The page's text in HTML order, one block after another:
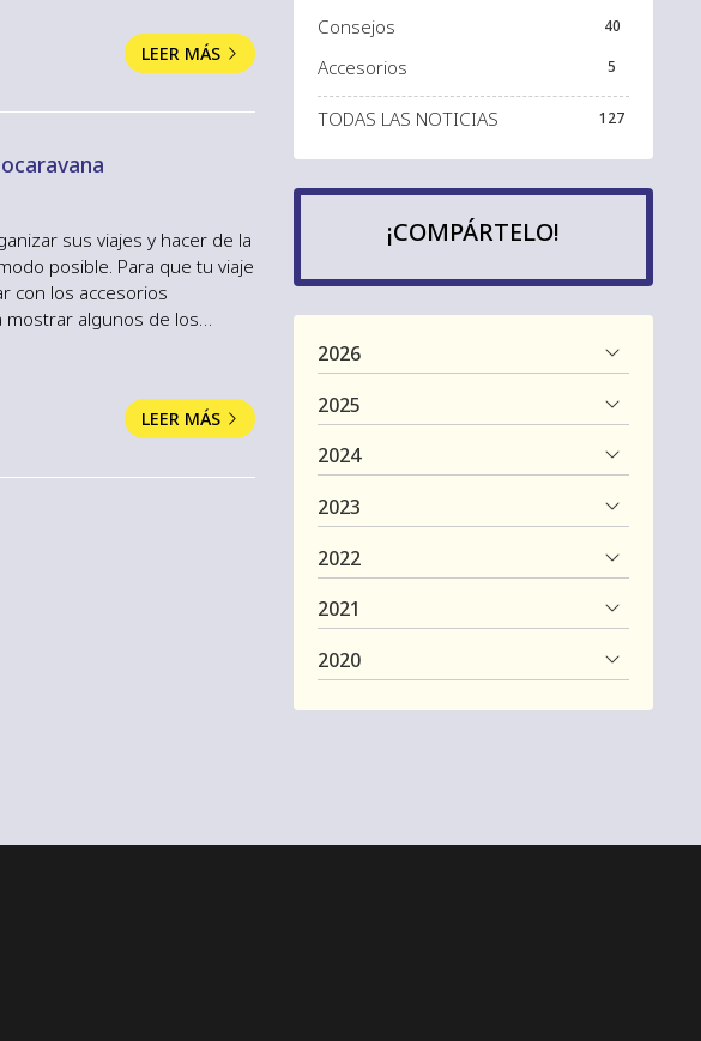
TODAS LAS NOTICIAS 127
Consejos 40
Accesorios 5
tienda de caravanas,
LEER MÁS
sus viajes y hacer de la
posible. Para que tu viaje
con los accesorios
mostrar algunos de los
LEER MÁS
¡COMPÁRTELO!
2026
2025
2024
2023
2022
2021
2020